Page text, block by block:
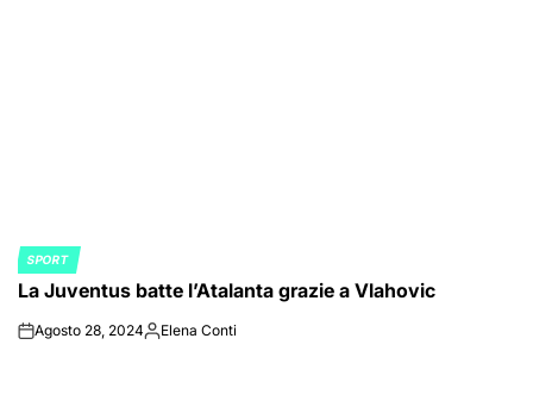
POSTED
IN
SPORT
La Juventus batte l’Atalanta grazie a Vlahovic
onAgosto 28, 2024Posted
Elena Conti